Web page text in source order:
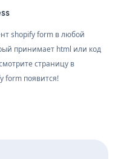
shopify form в любой
принимает html или код
страницу в
form появится!